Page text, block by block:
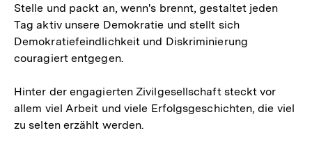
Stelle und packt an, wenn's brennt, gestaltet jeden
Tag aktiv unsere Demokratie und stellt sich
Demokratiefeindlichkeit und Diskriminierung
couragiert entgegen.
Hinter der engagierten Zivilgesellschaft steckt vor
allem viel Arbeit und viele Erfolgsgeschichten, die viel
zu selten erzählt werden.